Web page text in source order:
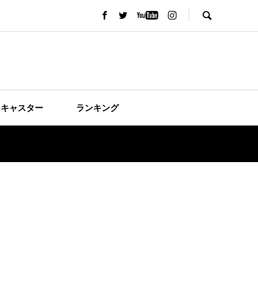
キャスター ランキング